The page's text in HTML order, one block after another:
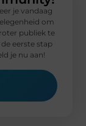
je vandaag
om
publiek te
eerste stap
je nu aan!